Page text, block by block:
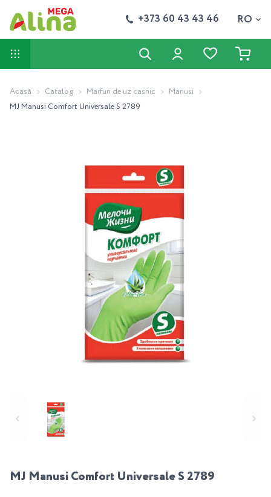
+373 60 43 43 46 RO
Acasă Catalog Marfuri de uz casnic
Manusi
MJ Manusi Comfort Universale S 2789
MJ Manusi Comfort Universale S 2789